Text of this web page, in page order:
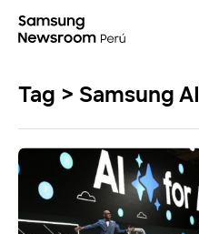
Tag > Samsung AI